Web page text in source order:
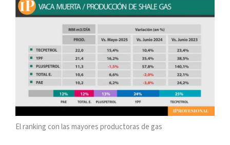
El ranking con las mayores productoras de gas